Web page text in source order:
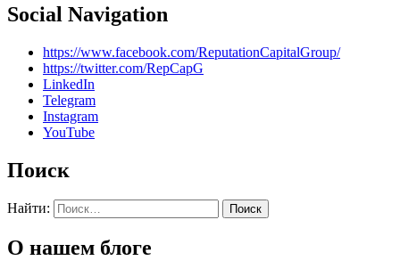
Social Navigation
https://www.facebook.com/ReputationCapitalGroup/
https://twitter.com/RepCapG
LinkedIn
Telegram
Instagram
YouTube
Поиск
Найти:
О нашем блоге